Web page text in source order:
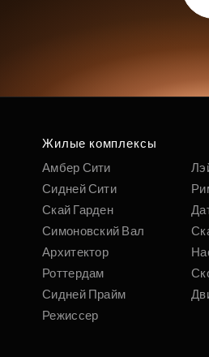
Жилые комплексы
Амбер Сити
Сидней Сити
Скай Гарден
Симоновский Вал
Архитектор
Роттердам
Сидней Прайм
Режиссер